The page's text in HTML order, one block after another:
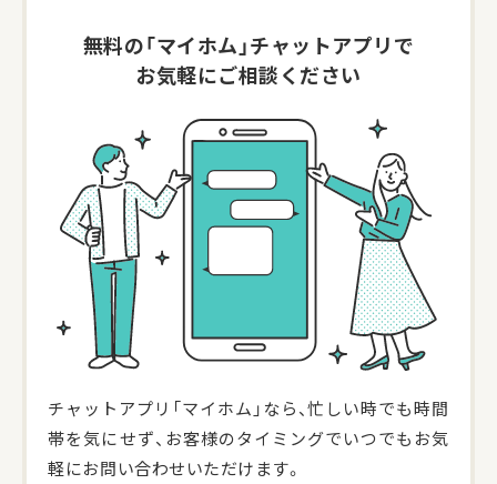
無料の「マイホム」チャットアプリで
お気軽にご相談ください
チャットアプリ「マイホム」なら、忙しい時でも時間
帯を気にせず、お客様のタイミングでいつでもお気
軽にお問い合わせいただけます。